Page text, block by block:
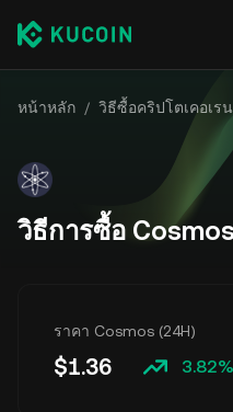
หน้าหลัก / วิธีซื้อคริปโตเคอเร
วิธีการซื้อ
ราคา Cosmos (24H)
$1.36 3.82%